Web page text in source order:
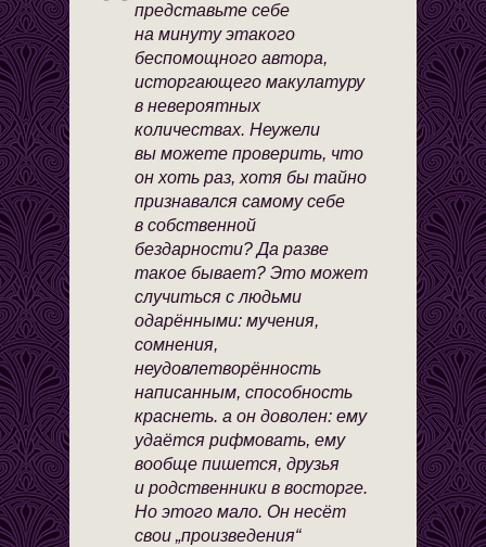
представьте себе
на минуту этакого
беспомощного автора,
исторгающего макулатуру
в невероятных
количествах. Неужели
вы можете проверить, что
он хоть раз, хотя бы тайно
признавался самому себе
в собственной
бездарности? Да разве
такое бывает? Это может
случиться с людьми
одарёнными: мучения,
сомнения,
неудовлетворённость
написанным, способность
краснеть. а он доволен: ему
удаётся рифмовать, ему
вообще пишется, друзья
и родственники в восторге.
Но этого мало. Он несёт
свои „произведения“